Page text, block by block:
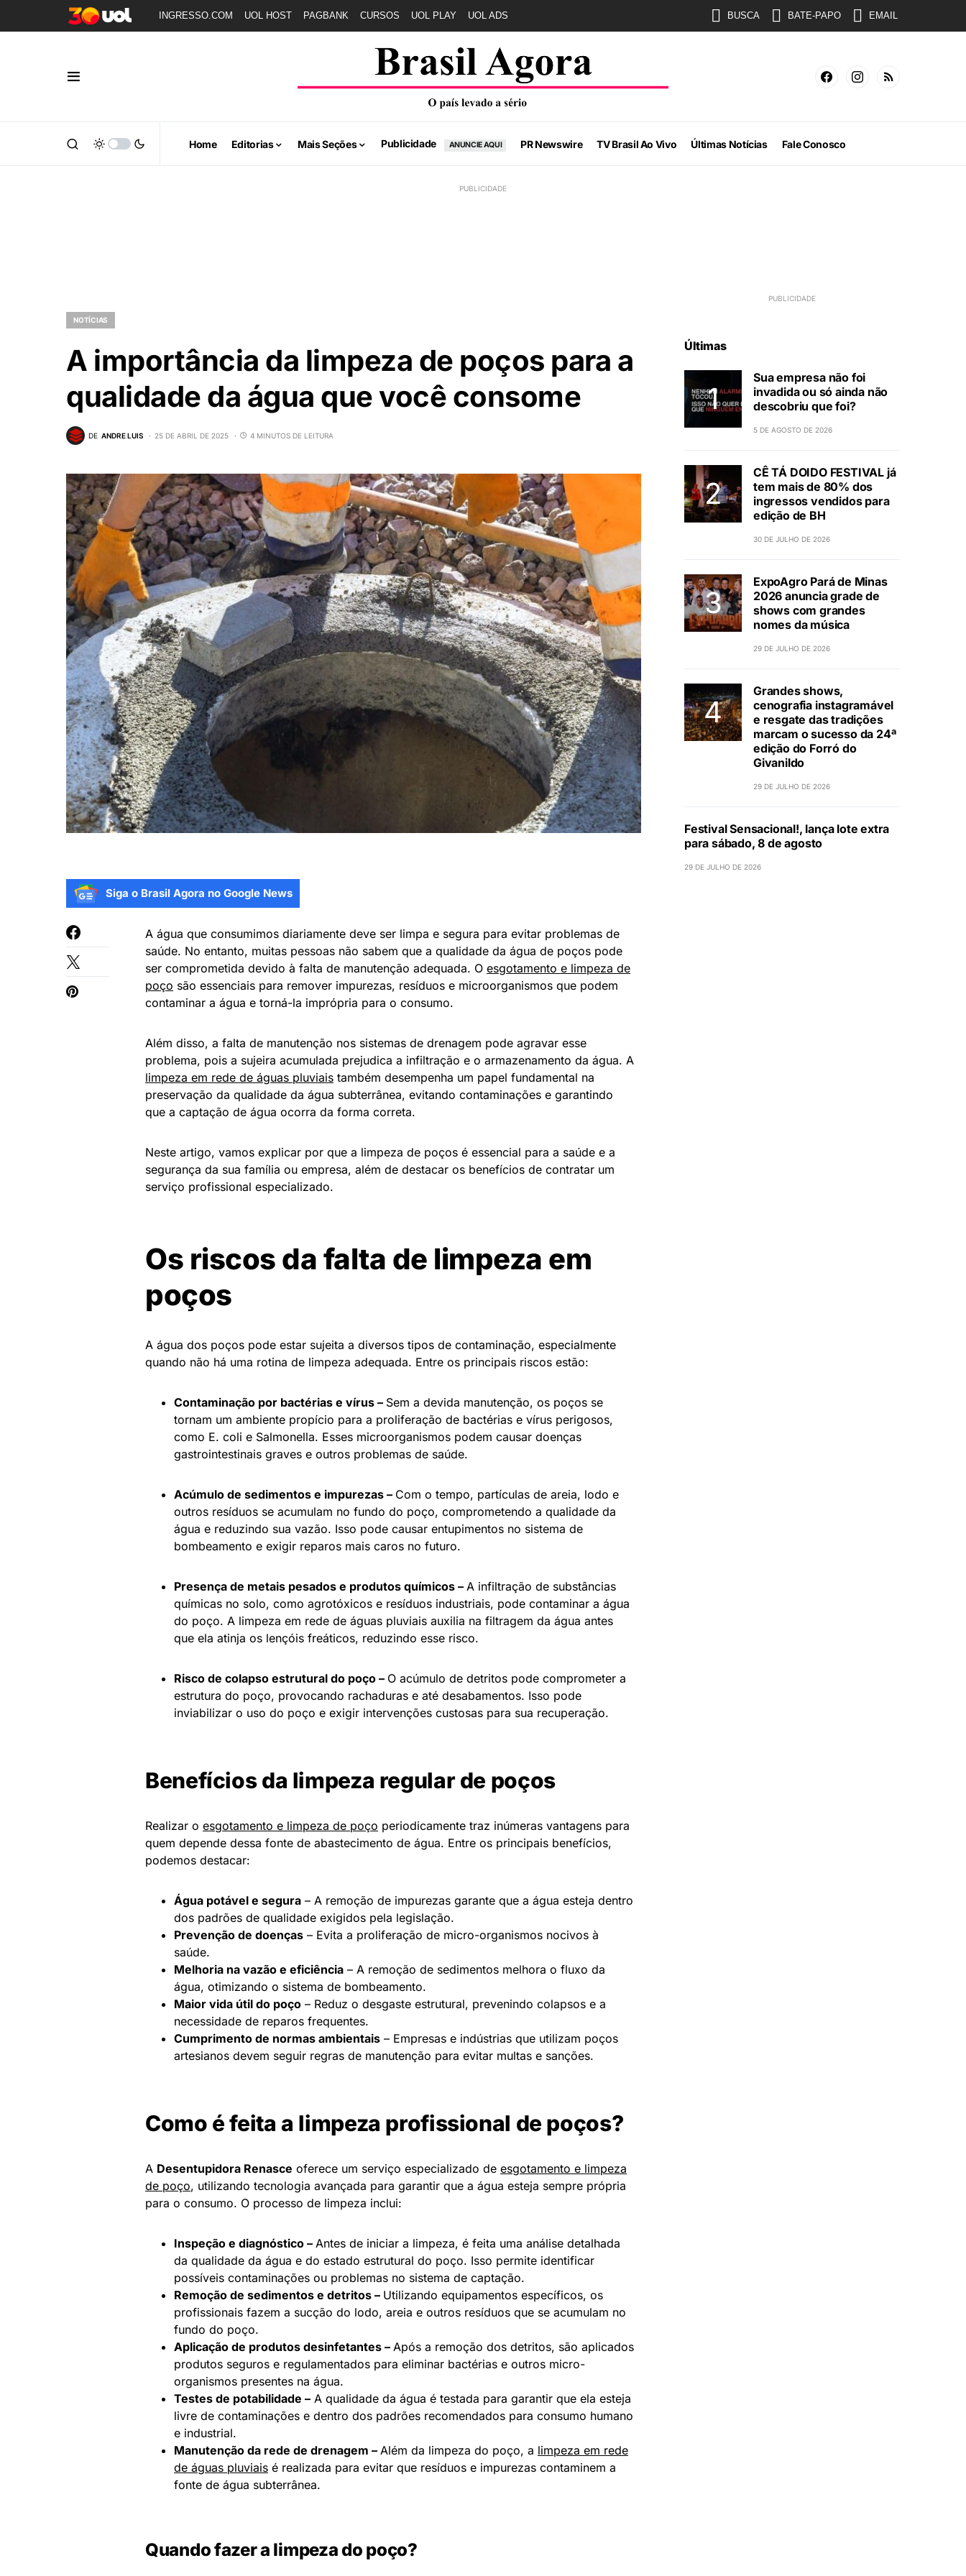
INGRESSO.COM UOL HOST PAGBANK CURSOS UOL PLAY UOL ADS BUSCA BATE-PAPO EMAIL
Home Editorias Mais Seções Publicidade ANUNCIE AQUI PR Newswire TV Brasil Ao Vivo Últimas Notícias Fale Conosco
NOTÍCIAS
A importância da limpeza de poços para a
qualidade da água que você consome
DE ANDRE LUIS 25 DE ABRIL DE 2025 4 MINUTOS DE LEITURA
Siga o Brasil Agora no Google News
A água que consumimos diariamente deve ser limpa e segura para evitar problemas de
saúde. No entanto, muitas pessoas não sabem que a qualidade da água de poços pode
ser comprometida devido à falta de manutenção adequada. O esgotamento e limpeza de
poço são essenciais para remover impurezas, resíduos e microorganismos que podem
contaminar a água e torná-la imprópria para o consumo.
Além disso, a falta de manutenção nos sistemas de drenagem pode agravar esse
problema, pois a sujeira acumulada prejudica a infiltração e o armazenamento da água. A
limpeza em rede de águas pluviais também desempenha um papel fundamental na
preservação da qualidade da água subterrânea, evitando contaminações e garantindo
que a captação de água ocorra da forma correta.
Neste artigo, vamos explicar por que a limpeza de poços é essencial para a saúde e a
segurança da sua família ou empresa, além de destacar os benefícios de contratar um
serviço profissional especializado.
Os riscos da falta de limpeza em
poços
A água dos poços pode estar sujeita a diversos tipos de contaminação, especialmente
quando não há uma rotina de limpeza adequada. Entre os principais riscos estão:
Contaminação por bactérias e vírus – Sem a devida manutenção, os poços se
tornam um ambiente propício para a proliferação de bactérias e vírus perigosos,
como E. coli e Salmonella. Esses microorganismos podem causar doenças
gastrointestinais graves e outros problemas de saúde.
Acúmulo de sedimentos e impurezas – Com o tempo, partículas de areia, lodo e
outros resíduos se acumulam no fundo do poço, comprometendo a qualidade da
água e reduzindo sua vazão. Isso pode causar entupimentos no sistema de
bombeamento e exigir reparos mais caros no futuro.
Presença de metais pesados e produtos químicos – A infiltração de substâncias
químicas no solo, como agrotóxicos e resíduos industriais, pode contaminar a água
do poço. A limpeza em rede de águas pluviais auxilia na filtragem da água antes
que ela atinja os lençóis freáticos, reduzindo esse risco.
Risco de colapso estrutural do poço – O acúmulo de detritos pode comprometer a
estrutura do poço, provocando rachaduras e até desabamentos. Isso pode
inviabilizar o uso do poço e exigir intervenções custosas para sua recuperação.
Benefícios da limpeza regular de poços
Realizar o esgotamento e limpeza de poço periodicamente traz inúmeras vantagens para
quem depende dessa fonte de abastecimento de água. Entre os principais benefícios,
podemos destacar:
Água potável e segura – A remoção de impurezas garante que a água esteja dentro
dos padrões de qualidade exigidos pela legislação.
Prevenção de doenças – Evita a proliferação de micro-organismos nocivos à
saúde.
Melhoria na vazão e eficiência – A remoção de sedimentos melhora o fluxo da
água, otimizando o sistema de bombeamento.
Maior vida útil do poço – Reduz o desgaste estrutural, prevenindo colapsos e a
necessidade de reparos frequentes.
Cumprimento de normas ambientais – Empresas e indústrias que utilizam poços
artesianos devem seguir regras de manutenção para evitar multas e sanções.
Como é feita a limpeza profissional de poços?
A Desentupidora Renasce oferece um serviço especializado de esgotamento e limpeza
de poço, utilizando tecnologia avançada para garantir que a água esteja sempre própria
para o consumo. O processo de limpeza inclui:
Inspeção e diagnóstico – Antes de iniciar a limpeza, é feita uma análise detalhada
da qualidade da água e do estado estrutural do poço. Isso permite identificar
possíveis contaminações ou problemas no sistema de captação.
Remoção de sedimentos e detritos – Utilizando equipamentos específicos, os
profissionais fazem a sucção do lodo, areia e outros resíduos que se acumulam no
fundo do poço.
Aplicação de produtos desinfetantes – Após a remoção dos detritos, são aplicados
produtos seguros e regulamentados para eliminar bactérias e outros micro-
organismos presentes na água.
Testes de potabilidade – A qualidade da água é testada para garantir que ela esteja
livre de contaminações e dentro dos padrões recomendados para consumo humano
e industrial.
Manutenção da rede de drenagem – Além da limpeza do poço, a limpeza em rede
de águas pluviais é realizada para evitar que resíduos e impurezas contaminem a
fonte de água subterrânea.
Quando fazer a limpeza do poço?
Últimas
Sua empresa não foi
invadida ou só ainda não
descobriu que foi?
5 DE AGOSTO DE 2026
CÊ TÁ DOIDO FESTIVAL já
tem mais de 80% dos
ingressos vendidos para
edição de BH
30 DE JULHO DE 2026
ExpoAgro Pará de Minas
2026 anuncia grade de
shows com grandes
nomes da música
29 DE JULHO DE 2026
Grandes shows,
cenografia instagramável
e resgate das tradições
marcam o sucesso da 24ª
edição do Forró do
Givanildo
29 DE JULHO DE 2026
Festival Sensacional!, lança lote extra
para sábado, 8 de agosto
29 DE JULHO DE 2026